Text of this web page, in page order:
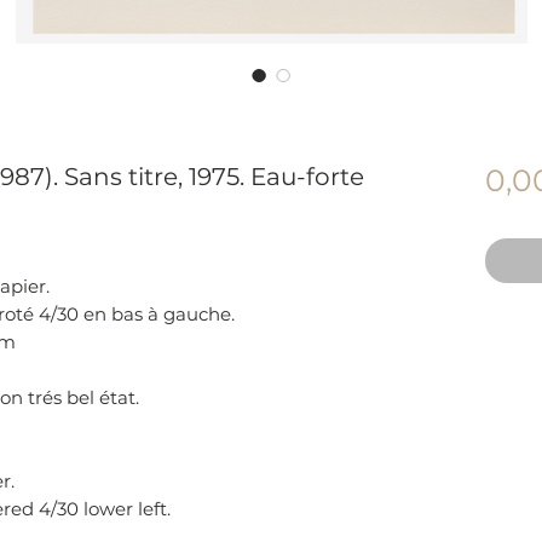
Sans titre, 1975. Eau-forte
4/30 en bas à gauche.
trés bel état.
4/30 lower left.